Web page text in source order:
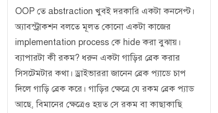
OOP তে abstraction খুবই দরকারি একটা কনসেপ্ট।
অ্যাবস্ট্রাকশন বলতে মূলত কোনো একটা কাজের
implementation process কে hide করা বুঝায়।
ব্যাপারটা কী রকম? ধরুন একটা গাড়ির ব্রেক করার
সিসটেমটার কথা। ড্রাইভাররা জানেন ব্রেক প্যাডে চাপ
দিলে গাড়ি ব্রেক করে। গাড়ির ক্ষেত্রে যে রকম ব্রেক প্যাড
আছে, বিমানের ক্ষেত্রেও হয়ত সে রকম বা কাছাকাছি